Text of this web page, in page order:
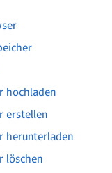
hochladen
erstellen
herunterladen
löschen